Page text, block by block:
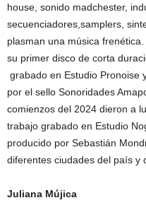
house, sonido madchester,
secuenciadores,samplers,
plasman una música
su primer disco de corta
grabado en Estudio Pronoise
por el sello Sonoridades
comienzos del 2024 dieron a
trabajo grabado en Estudio
producido por Sebastián
diferentes ciudades del país y
Juliana Mújica